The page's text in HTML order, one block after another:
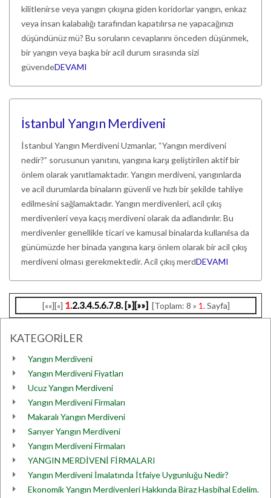
kilitlenirse veya yangın çıkışına giden koridorlar yangın, enkaz
veya insan kalabalığı tarafından kapatılırsa ne yapacağınızı
düşündünüz mü? Bu soruların cevaplarını önceden düşünmek,
bir yangın veya başka bir acil durum sırasında sizi
güvendeDEVAMI
İstanbul Yangın Merdiveni
İstanbul Yangın Merdiveni Uzmanlar, “Yangın merdiveni
nedir?” sorusunun yanıtını, yangına karşı geliştirilen aktif bir
önlem olarak yanıtlamaktadır. Yangın merdiveni, yangınlarda
ve acil durumlarda binaların güvenli ve hızlı bir şekilde tahliye
edilmesini sağlamaktadır. Yangın merdivenleri, acil çıkış
merdivenleri veya kaçış merdiveni olarak da adlandırılır. Bu
merdivenler genellikle ticari ve kamusal binalarda kullanılsa da
günümüzde her binada yangına karşı önlem olarak bir acil çıkış
merdiveni olması gerekmektedir. Acil çıkış merdDEVAMI
[««][«] 1.2.3.4.5.6.7.8.[»][»»] [Toplam: 8 » 1.Sayfa]
KATEGORİLER
Yangın Merdiveni
Yangın Merdiveni Fiyatları
Ucuz Yangın Merdiveni
Yangın Merdiveni Firmaları
Makaralı Yangın Merdiveni
Sarıyer Yangın Merdiveni
Yangın Merdiveni Firmaları
YANGIN MERDİVENİ FİRMALARI
Yangın Merdiveni İmalatında İtfaiye Uygunluğu Nedir?
Ekonomik Yangın Merdivenleri Hakkında Biraz Hasbihal Edelim.